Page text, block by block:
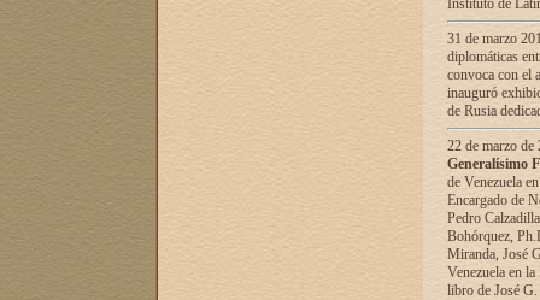
Instituto de
31 de marzo
diplomáticas
convoca con el
inauguró
de Rusia
22 de marzo
Generalísimo
de Venezuela
Encargado de
Pedro
Bohórquez,
Miranda, José
Venezuela en
libro de José